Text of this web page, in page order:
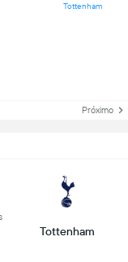
Tottenham
Próximo
Tottenham